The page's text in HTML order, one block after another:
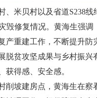
贝村以及省道S238线约
毁修复情况。黄海生强
产重建工作，不断提升
脱贫攻坚成果与乡村振
获得感、安全感。
坡建房点，黄海生在察